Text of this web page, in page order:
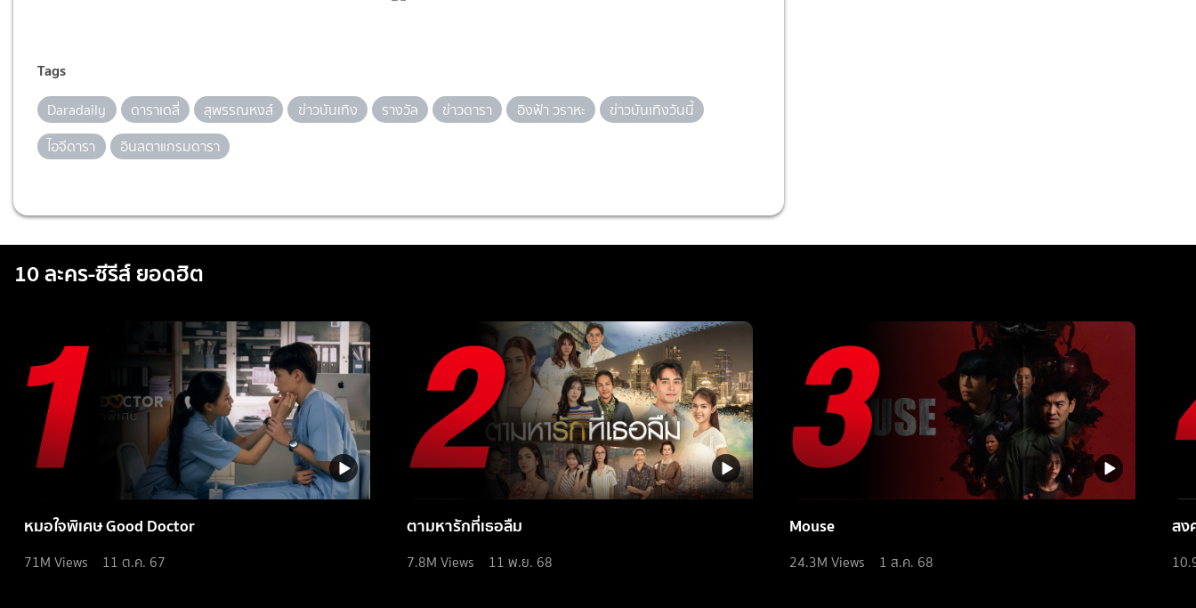
Tags
Daradaily ดาราเดลี่ สุพรรณหงส์ ข่าวบันเทิง รางวัล ข่าวดารา อิงฟ้า วราหะ
ข่าวบันเทิงวันนี้
ไอจีดารา
อินสตาแกรมดารา
10 ละคร-ซีรีส์ ยอดฮิต
หมอใจพิเศษ Good Doctor
71M Views 11 ต.ค. 67
ตามหารักที่เธอลืม
7.8M Views 11 พ.ย. 68
Mouse
24.3M Views 1 ส.ค. 68
สง